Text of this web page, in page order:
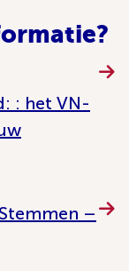
: het VN-
–